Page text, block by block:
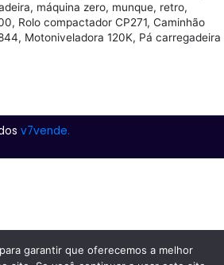
máquina zero, munque, retro,
Rolo compactador CP271, Caminhão
Motoniveladora 120K, Pá carregadeira
v7vende.
garantir que oferecemos a melhor